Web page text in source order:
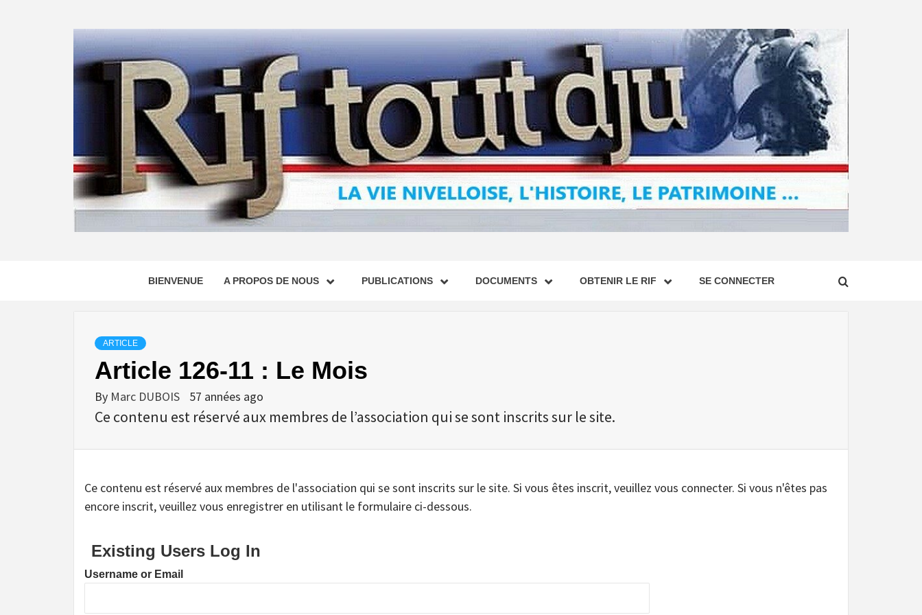
BIENVENUE A PROPOS DE NOUS PUBLICATIONS DOCUMENTS OBTENIR LE RIF SE CONNECTER
ARTICLE
Article 126-11 : Le Mois
By Marc DUBOIS 57 années ago
Ce contenu est réservé aux membres de l’association qui se sont inscrits sur le site.
Ce contenu est réservé aux membres de l'association qui se sont inscrits sur le site. Si vous êtes inscrit, veuillez vous connecter. Si vous n'êtes pas
encore inscrit, veuillez vous enregistrer en utilisant le formulaire ci-dessous.
Existing Users Log In
Username or Email